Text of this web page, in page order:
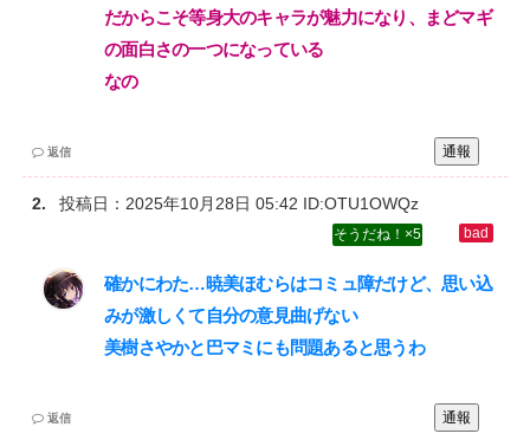
だからこそ等身大のキャラが魅力になり、まどマギ
の面白さの一つになっている‌
なの
通報
返信
投稿日： 2025年10月28日 05:42 ID:OTU1OWQz
5
確かにわた…暁美ほむらはコミュ障だけど、思い込
みが激しくて自分の意見曲げない‌
美樹さやかと巴マミにも問題あると思うわ
通報
返信